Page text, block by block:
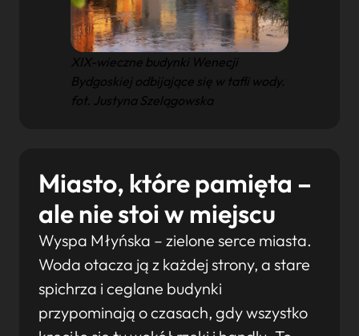
XIX-wieczne budynki Wenecji
Bydgoskiej odbijające się w tafli wody.
fot. Justyna Szelągowska
Miasto, które pamięta –
ale nie stoi w miejscu
Wyspa Młyńska – zielone serce miasta.
Woda otacza ją z każdej strony, a stare
spichrza i ceglane budynki
przypominają o czasach, gdy wszystko